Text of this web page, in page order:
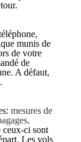
munis de
de votre
de
A défaut,
mesures de
.
ceux-ci sont
Les vols